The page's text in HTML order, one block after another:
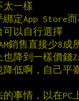
太一樣
定App Store
可以自行選擇
銷售直接少8成
降到一樣價錢
降低啊，自己平
事情，以在PC